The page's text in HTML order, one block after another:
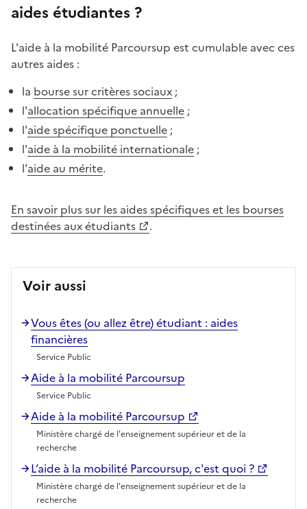
aides étudiantes ?
L'aide à la mobilité Parcoursup est cumulable avec ces
autres aides :
la bourse sur critères sociaux ;
l'allocation spécifique annuelle ;
l'aide spécifique ponctuelle ;
l'aide à la mobilité internationale ;
l'aide au mérite.
En savoir plus sur les aides spécifiques et les bourses
destinées aux étudiants
.
Voir aussi
Vous êtes (ou allez être) étudiant : aides
financières
Service Public
Aide à la mobilité Parcoursup
Service Public
Aide à la mobilité Parcoursup
Ministère chargé de l'enseignement supérieur et de la
recherche
L’aide à la mobilité Parcoursup, c'est quoi ?
Ministère chargé de l'enseignement supérieur et de la
recherche